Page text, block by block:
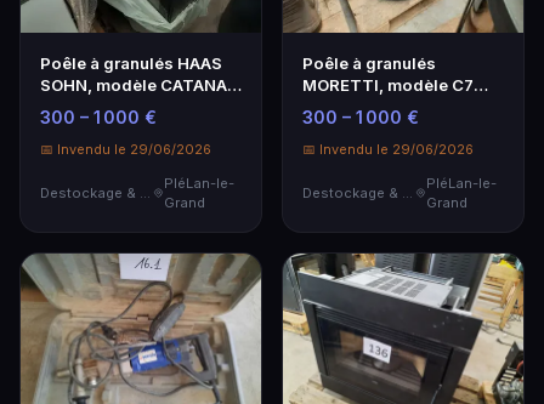
Poêle à granulés HAAS
SOHN, modèle CATANA II
444-06ST, 8kW
300 – 1 000 €
📅 Invendu le 29/06/2026
Destockage & Invendus
PléLan-le-
Grand
Poêle à granulés
MORETTI, modèle C7
GLOBE GLASS
300 – 1 000 €
📅 Invendu le 29/06/2026
Destockage & Invendus
PléLan-le-
Grand